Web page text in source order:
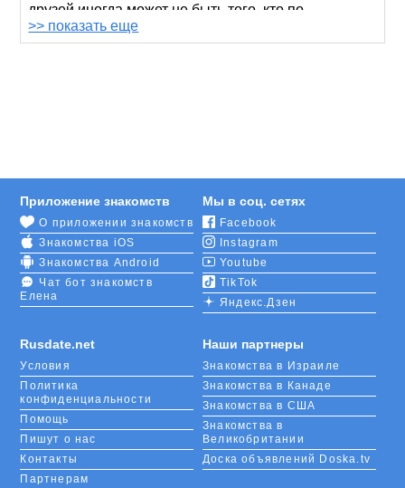
друзей иногда может не быть того, кто по-
настоящему откроет свою душу и сможет понять
вас. Поэтому приходится идти в виртуальное
На сайте знакомств RusDate вы быстро найдете
интересных людей, с которыми можно и
пообщаться, и заняться специфическим делом, и
построить серьезные отношения. Среди ваших
знакомых наверняка есть пары, которые
познакомились в Интернете. Это популярный
происходит достаточно быстро и удобно.
>> показать еще
Rusdate.net
Условия
Политика
конфиденциальности
Помощь
Пишут о нас
Контакты
Партнерам
Приложение знакомств
О приложении знакомств
Знакомства iOS
Знакомства Android
Чат бот знакомств
Елена
Мы в соц. сетях
Facebook
Instagram
Youtube
TikTok
Яндекс.Дзен
Наши партнеры
Знакомства в Израиле
Знакомства в Канаде
Знакомства в США
Знакомства в
Великобритании
Доска объявлений Doska.tv